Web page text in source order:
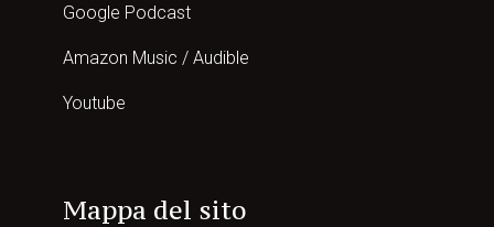
Google Podcast
Amazon Music / Audible
Youtube
Mappa del sito